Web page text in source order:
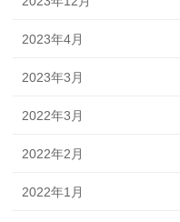
2023年4月
2023年3月
2022年3月
2022年2月
2022年1月